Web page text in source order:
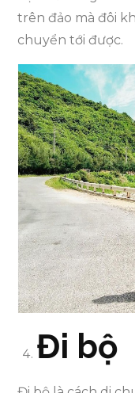
trên đảo mà đôi
chuyển tới được.
Đi bộ